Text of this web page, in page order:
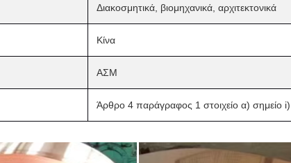
Διακοσμητικά, βιομηχανικά, αρχιτεκτονικά
Κίνα
ΑΣΜ
Άρθρο 4 παράγραφος 1 στοιχείο α) σημείο i)